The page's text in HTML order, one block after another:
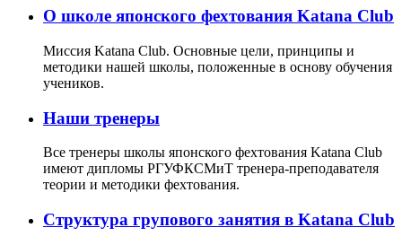
О школе японского фехтования Katana Club
Миссия Katana Club. Основные цели, принципы и
методики нашей школы, положенные в основу обучения
учеников.
Наши тренеры
Все тренеры школы японского фехтования Katana Club
имеют дипломы РГУФКСМиТ тренера-преподавателя
теории и методики фехтования.
Структура групового занятия в Katana Club